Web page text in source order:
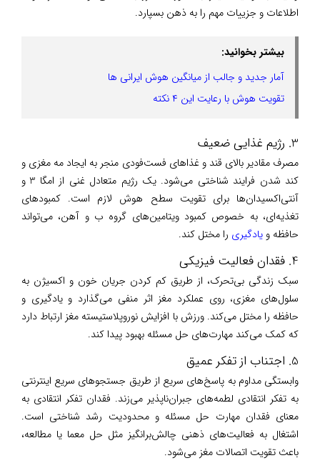
اطلاعات و جزییات مهم را به ذهن بسپارد.
بیشتر بخوانید:
آمار جدید و جالب از میانگین هوش ایرانی ها
تقویت هوش با رعایت این ۴ نکته
3. رژیم غذایی ضعیف
مصرف مقادیر بالای قند و غذاهای فست‌فودی منجر به ایجاد مه مغزی و
کند شدن فرایند شناختی می‌شود. یک رژیم متعادل غنی از امگا 3 و
آنتی‌اکسیدان‌ها برای تقویت سطح هوش لازم است. کمبودهای
تغذیه‌ای، به خصوص کمبود ویتامین‌های گروه ب و آهن، می‌تواند
حافظه و یادگیری را مختل کند.
4. فقدان فعالیت فیزیکی
سبک زندگی بی‌تحرک، از طریق کم کردن جریان خون و اکسیژن به
سلول‌های مغزی، روی عملکرد مغز اثر منفی می‌گذارد و یادگیری و
حافظه را مختل می‌کند. ورزش با افزایش نوروپلاستیسته مغز ارتباط دارد
که کمک می‌کند مهارت‌های حل مسئله بهبود پیدا کند.
5. اجتناب از تفکر عمیق
وابستگی مداوم به پاسخ‌های سریع از طریق جستجوهای سریع اینترنتی
به تفکر انتقادی لطمه‌های جبران‌ناپذیر می‌زند. فقدان تفکر انتقادی به
معنای فقدان مهارت حل مسئله و محدودیت رشد شناختی است.
اشتغال به فعالیت‌های ذهنی چالش‌برانگیز مثل حل معما یا مطالعه،
باعث تقویت اتصالات مغز می‌شود.